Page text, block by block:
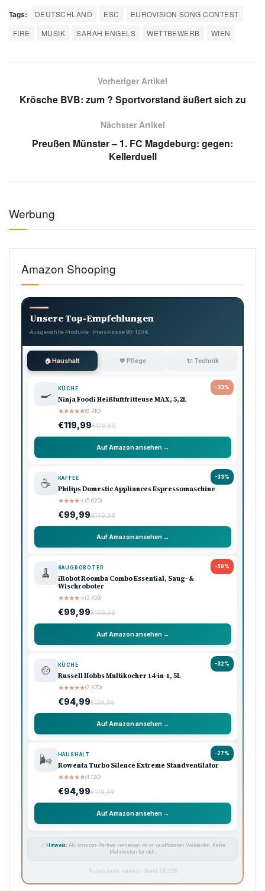
Tags: DEUTSCHLAND ESC
EUROVISION SONG CONTEST
FIRE
MUSIK SARAH ENGELS WETTBEWERB WIEN
Vorheriger Artikel
Krösche BVB: zum ? Sportvorstand äußert sich zu
Nächster Artikel
Preußen Münster – 1. FC Magdeburg: gegen:
Kellerduell
Werbung
Amazon Shooping
Unsere Top-Empfehlungen
Ausgewählte Produkte · Preisklasse 90–120 €
🏠 Haushalt 💖 Pflege 🔌 Technik
-33%
🍳 KÜCHE
Ninja Foodi Heißluftfritteuse MAX, 5,2L
★★★★★(8.740)
€119,99€179,99
Auf Amazon ansehen →
-33%
☕ KAFFEE
Philips Domestic Appliances Espressomaschine
★★★★★(5.620)
€99,99€149,99
Auf Amazon ansehen →
-50%
🧹 SAUGROBOTER
iRobot Roomba Combo Essential, Saug- &
Wischroboter
★★★★★(3.450)
€99,99€199,99
Auf Amazon ansehen →
-32%
🍲 KÜCHE
Russell Hobbs Multikocher 14-in-1, 5L
★★★★★(2.870)
€94,99€139,99
Auf Amazon ansehen →
-27%
🌬️ HAUSHALT
Rowenta Turbo Silence Extreme Standventilator
★★★★★(4.120)
€94,99€129,99
Auf Amazon ansehen →
🔗 Hinweis: Als Amazon-Partner verdienen wir an qualifizierten Verkäufen. Keine
Mehrkosten für dich.
Preise können variieren · Stand: 6.8.2026